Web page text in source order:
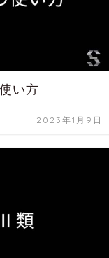
い方
2023年1月9日